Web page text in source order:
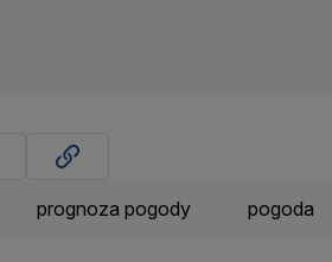
prognoza pogody pogoda